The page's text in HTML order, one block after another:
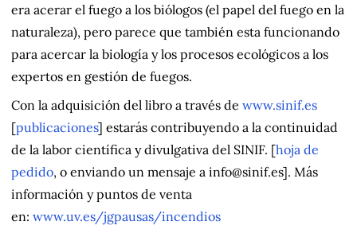
era acerar el fuego a los biólogos (el papel del fuego en la
naturaleza), pero parece que también esta funcionando
para acercar la biología y los procesos ecológicos a los
expertos en gestión de fuegos.
Con la adquisición del libro a través de www.sinif.es
[publicaciones] estarás contribuyendo a la continuidad
de la labor científica y divulgativa del SINIF. [hoja de
pedido, o enviando un mensaje a info@sinif.es]. Más
información y puntos de venta
en: www.uv.es/jgpausas/incendios